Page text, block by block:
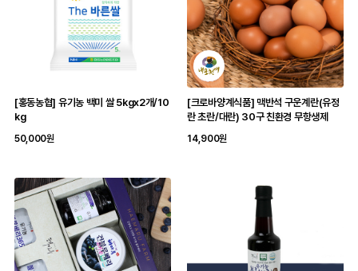
[홍동농협] 유기농 백미 쌀 5kgx2개/10
kg
50,000원
[크로바양계식품] 맥반석 구운계란(유정
란 초란/대란) 30구 친환경 무항생제
14,900원